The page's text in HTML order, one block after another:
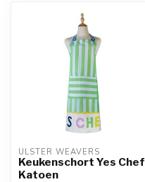
ULSTER WEAVERS
Keukenschort Yes Chef
Katoen